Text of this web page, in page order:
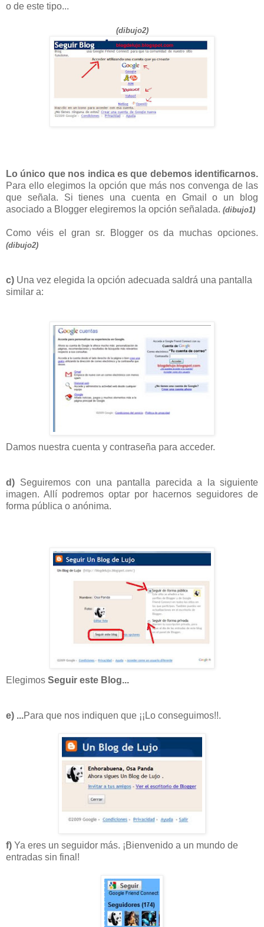
o de este tipo...
(dibujo2)
Lo único que nos indica es que debemos identificarnos.
Para ello elegimos la opción que más nos convenga de las
que señala. Si tienes una cuenta en Gmail o un blog
asociado a Blogger elegiremos la opción señalada. (dibujo1)
Como véis el gran sr. Blogger os da muchas opciones.
(dibujo2)
c) Una vez elegida la opción adecuada saldrá una pantalla
similar a:
Damos nuestra cuenta y contraseña para acceder.
d) Seguiremos con una pantalla parecida a la siguiente
imagen. Allí podremos optar por hacernos seguidores de
forma pública o anónima.
Elegimos Seguir este Blog...
e) ...Para que nos indiquen que ¡¡Lo conseguimos!!.
f) Ya eres un seguidor más. ¡Bienvenido a un mundo de
entradas sin final!